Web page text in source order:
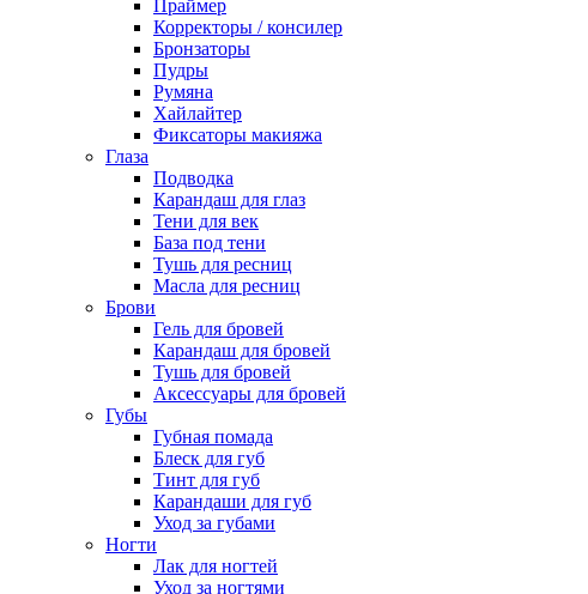
Праймер
Корректоры / консилер
Бронзаторы
Пудры
Румяна
Хайлайтер
Фиксаторы макияжа
Глаза
Подводка
Карандаш для глаз
Тени для век
База под тени
Тушь для ресниц
Масла для ресниц
Брови
Гель для бровей
Карандаш для бровей
Тушь для бровей
Аксессуары для бровей
Губы
Губная помада
Блеск для губ
Тинт для губ
Карандаши для губ
Уход за губами
Ногти
Лак для ногтей
Уход за ногтями